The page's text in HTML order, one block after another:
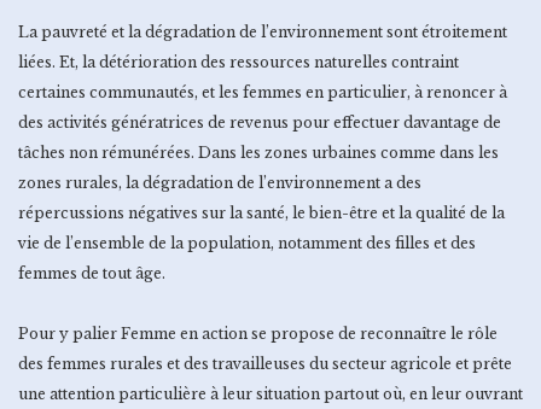
La pauvreté et la dégradation de l’environnement sont étroitement
liées. Et, la détérioration des ressources naturelles contraint
certaines communautés, et les femmes en particulier, à renoncer à
des activités génératrices de revenus pour effectuer davantage de
tâches non rémunérées. Dans les zones urbaines comme dans les
zones rurales, la dégradation de l’environnement a des
répercussions négatives sur la santé, le bien-être et la qualité de la
vie de l’ensemble de la population, notamment des filles et des
femmes de tout âge.
Pour y palier Femme en action se propose de reconnaître le rôle
des femmes rurales et des travailleuses du secteur agricole et prête
une attention particulière à leur situation partout où, en leur ouvrant